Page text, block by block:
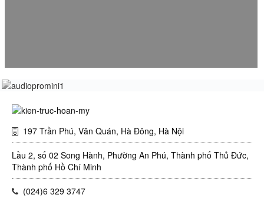
197 Trần Phú, Văn Quán, Hà Đông, Hà Nội
Lầu 2, số 02 Song Hành, Phường An Phú, Thành phố Thủ Đức,
Thành phố Hồ Chí Minh
(024)6 329 3747